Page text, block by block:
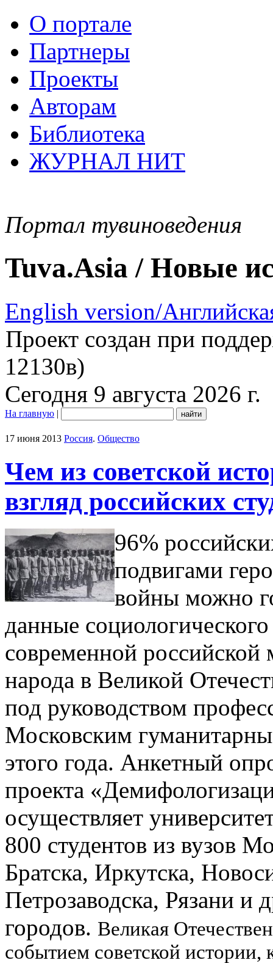
О портале
Партнеры
Проекты
Авторам
Библиотека
ЖУРНАЛ НИТ
Портал тувиноведения
Tuva.Asia / Новые
English version/
Проект создан при
12130в)
Сегодня 9 августа 2026 г.
На главную |
17 июня 2013 Россия. Общество
Чем из советской
взгляд российских
96%
подвигами
войны можно
данные
современной российской
народа в Великой
под руководством
Московским
этого года. Анкетный
проекта
осуществляет
800 студентов из вузов
Братска, Иркутска,
Петрозаводска, Рязани и
городов. Великая
событием советской истории,